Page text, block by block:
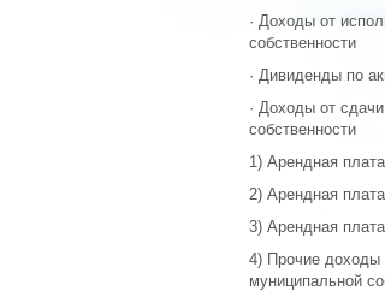
· Доходы от
собственности
· Дивиденды по
· Доходы от
собственности
1) Арендная
2) Арендная
3) Арендная
4) Прочие доходы
муниципальной